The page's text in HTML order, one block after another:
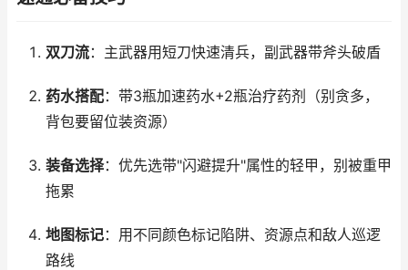
双刀流：主武器用短刀快速清兵，副武器带斧头破盾
药水搭配：带3瓶加速药水+2瓶治疗药剂（别贪多，
背包要留位装资源）
装备选择：优先选带"闪避提升"属性的轻甲，别被重甲
拖累
地图标记：用不同颜色标记陷阱、资源点和敌人巡逻
路线